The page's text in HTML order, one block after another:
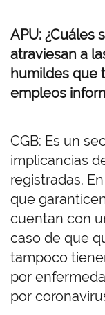
APU: ¿Cuáles
atraviesan a
humildes que
empleos
CGB: Es un
implicancias
registradas.
que
cuentan con
caso de que
tampoco
por
por